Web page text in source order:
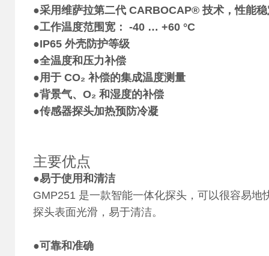
●采用维萨拉第二代 CARBOCAP® 技术，性能
●工作温度范围宽： -40 … +60 °C
●IP65 外壳防护等级
●全温度和压力补偿
●用于 CO₂ 补偿的集成温度测量
●背景气、O₂ 和湿度的补偿
●传感器探头加热预防冷凝
主要优点
●易于使用和清洁
GMP251 是一款智能一体化探头，可以很容易
探头表面光滑，易于清洁。
●可靠和准确